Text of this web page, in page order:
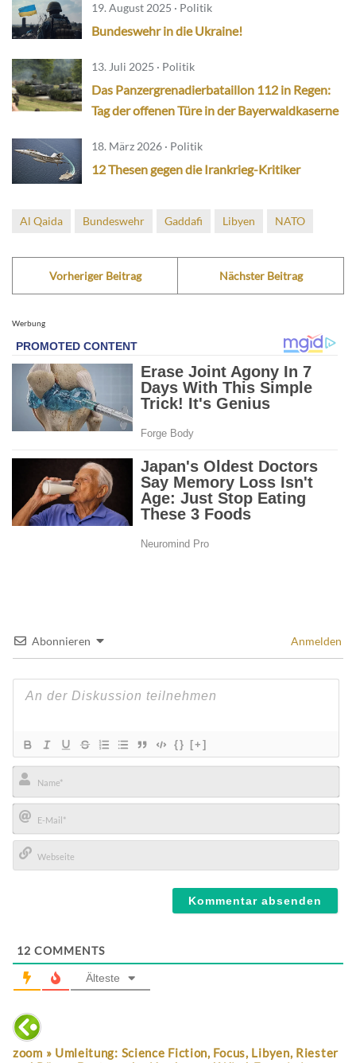
19. August 2025 · Politik
Bundeswehr in die Ukraine!
13. Juli 2025 · Politik
Das Panzergrenadierbataillon 112 in Regen:
Tag der offenen Türe in der Bayerwaldkaserne
18. März 2026 · Politik
12 Thesen gegen die Irankrieg-Kritiker
Al Qaida Bundeswehr Gaddafi Libyen NATO
Vorheriger Beitrag Nächster Beitrag
Werbung
Abonnieren Anmelden
{} [+]
Name*
E-
Mail*
12 COMMENTS
Älteste
zoom » Umleitung: Science Fiction, Focus, Libyen, Riester